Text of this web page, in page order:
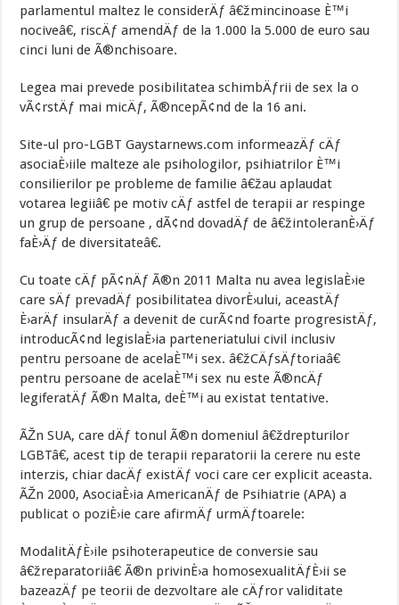
parlamentul maltez le considerÄƒ â€žmincinoase È™i
nociveâ€, riscÄƒ amendÄƒ de la 1.000 la 5.000 de euro sau
cinci luni de Ã®nchisoare.
Legea mai prevede posibilitatea schimbÄƒrii de sex la o
vÃ¢rstÄƒ mai micÄƒ, Ã®ncepÃ¢nd de la 16 ani.
Site-ul pro-LGBT Gaystarnews.com informeazÄƒ cÄƒ
asociaÈ›iile malteze ale psihologilor, psihiatrilor È™i
consilierilor pe probleme de familie â€žau aplaudat
votarea legiiâ€ pe motiv cÄƒ astfel de terapii ar respinge
un grup de persoane , dÃ¢nd dovadÄƒ de â€žintoleranÈ›Äƒ
faÈ›Äƒ de diversitateâ€.
Cu toate cÄƒ pÃ¢nÄƒ Ã®n 2011 Malta nu avea legislaÈ›ie
care sÄƒ prevadÄƒ posibilitatea divorÈ›ului, aceastÄƒ
È›arÄƒ insularÄƒ a devenit de curÃ¢nd foarte progresistÄƒ,
introducÃ¢nd legislaÈ›ia parteneriatului civil inclusiv
pentru persoane de acelaÈ™i sex. â€žCÄƒsÄƒtoriaâ€
pentru persoane de acelaÈ™i sex nu este Ã®ncÄƒ
legiferatÄƒ Ã®n Malta, deÈ™i au existat tentative.
ÃŽn SUA, care dÄƒ tonul Ã®n domeniul â€ždrepturilor
LGBTâ€, acest tip de terapii reparatorii la cerere nu este
interzis, chiar dacÄƒ existÄƒ voci care cer explicit aceasta.
ÃŽn 2000, AsociaÈ›ia AmericanÄƒ de Psihiatrie (APA) a
publicat o poziÈ›ie care afirmÄƒ urmÄƒtoarele:
ModalitÄƒÈ›ile psihoterapeutice de conversie sau
â€žreparatoriiâ€ Ã®n privinÈ›a homosexualitÄƒÈ›ii se
bazeazÄƒ pe teorii de dezvoltare ale cÄƒror validitate